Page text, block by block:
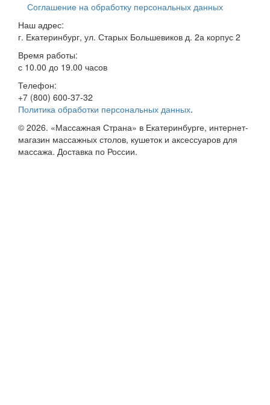
Соглашение на обработку персональных данных
Наш адрес:
г. Екатеринбург, ул. Старых Большевиков д. 2а корпус 2
Время работы:
с 10.00 до 19.00 часов
Телефон:
+7 (800) 600-37-32
Политика обработки персональных данных.
© 2026. «Массажная Страна» в Екатеринбурге, интернет-
магазин массажных столов, кушеток и аксессуаров для
массажа. Доставка по России.